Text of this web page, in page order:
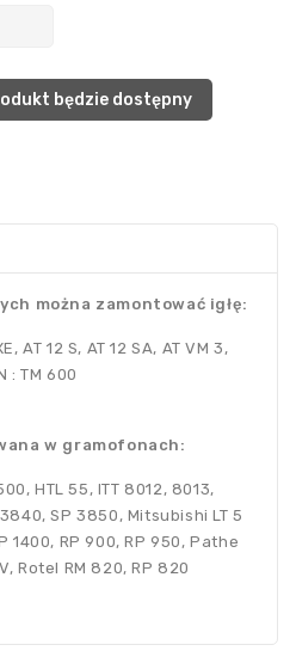
będzie dostępny
można zamontować igłę:
AT 12 S, AT 12 SA, AT VM 3,
: TM 600
w gramofonach:
HTL 55, ITT 8012, 8013,
SP 3850, Mitsubishi LT 5
1400, RP 900, RP 950, Pathe
Rotel RM 820, RP 820